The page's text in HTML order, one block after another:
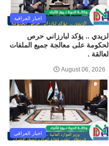
اخبار العراقية
الزيدي .. يؤكد لبارزاني حرص
الحكومة على معالجة جميع الملفات
العالقة .
August 06, 2026
اخبار العراقي